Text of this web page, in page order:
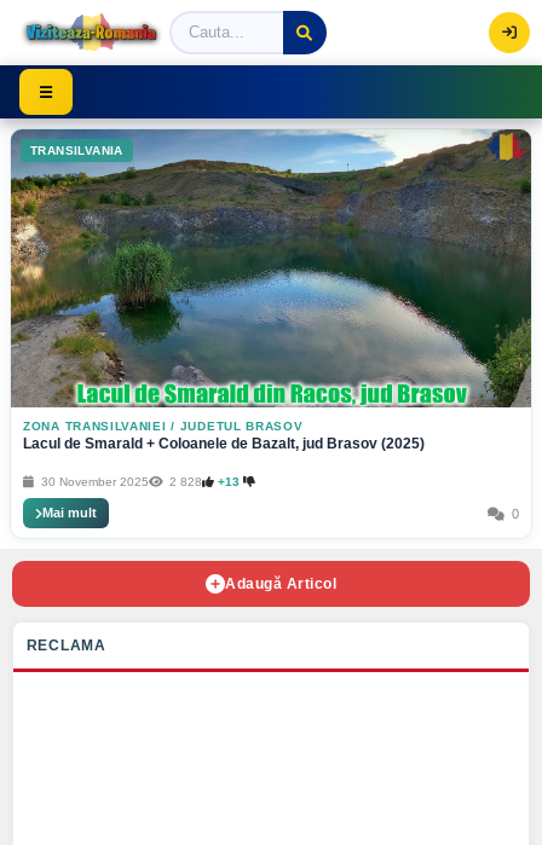
Viziteaza Romania | Obiective Turistice | Trasee
☰
TRANSILVANIA
ZONA TRANSILVANIEI / JUDETUL BRASOV
Lacul de Smarald + Coloanele de Bazalt, jud Brasov (2025)
30 November 2025 2 828 +13
Mai mult 0
Adaugă Articol
RECLAMA